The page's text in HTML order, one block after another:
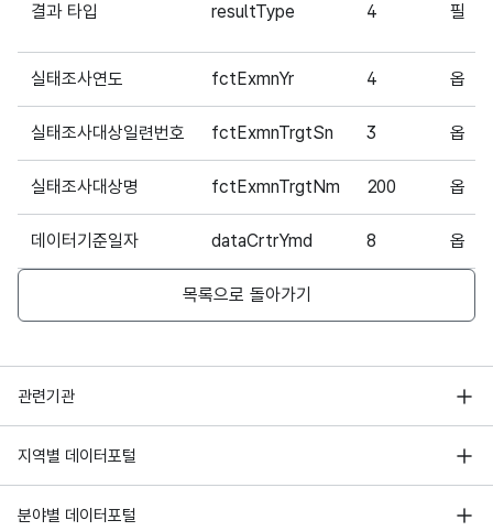
결과 타입 resultType 4 필
실태조사연도 fctExmnYr 4 옵
실태조사대상일련번호 fctExmnTrgtSn 3 옵
실태조사대상명 fctExmnTrgtNm 200 옵
데이터기준일자 dataCrtrYmd 8 옵
목록으로 돌아가기
관련기관
행정안전부
한국지능정보사회진흥원
국가정보자원관리원
지역별 데이터포털
서울 열린데이터광장
경기데이터드림
분야별 데이터포털
기상자료개방포털